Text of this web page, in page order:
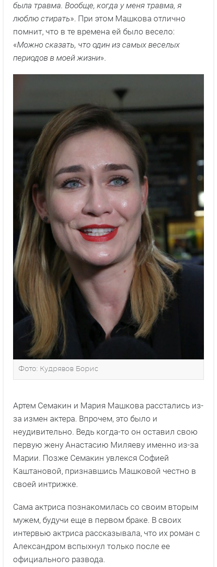
была травма. Вообще, когда у меня травма, я
люблю стирать». При этом Машкова отлично
помнит, что в те времена ей было весело:
«Можно сказать, что один из самых веселых
периодов в моей жизни».
Фото: Кудрявов Борис
Артем Семакин и Мария Машкова расстались из-
за измен актера. Впрочем, это было и
неудивительно. Ведь когда-то он оставил свою
первую жену Анастасию Миляеву именно из-за
Марии. Позже Семакин увлекся Софией
Каштановой, признавшись Машковой честно в
своей интрижке.
Сама актриса познакомилась со своим вторым
мужем, будучи еще в первом браке. В своих
интервью актриса рассказывала, что их роман с
Александром вспыхнул только после ее
официального развода.